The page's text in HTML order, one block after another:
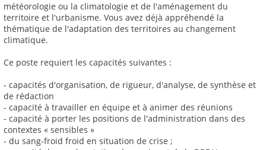
météorologie ou la climatologie et de l'aménagement du
territoire et l'urbanisme. Vous avez déjà appréhendé la
thématique de l'adaptation des territoires au changement
climatique.
Ce poste requiert les capacités suivantes :
- capacités d'organisation, de rigueur, d'analyse, de synthèse et
de rédaction
- capacité à travailler en équipe et à animer des réunions
- capacité à porter les positions de l'administration dans des
contextes « sensibles »
- du sang-froid froid en situation de crise ;